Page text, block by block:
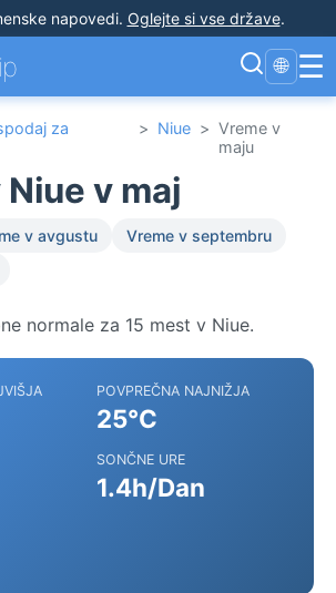
napovedi. Oglejte si vse države.
🌐 ☰
za
> Niue > Vreme v
maju
v maj
v avgustu
Vreme v septembru
normale za 15 mest v Niue.
POVPREČNA NAJNIŽJA
25°C
SONČNE URE
1.4h/Dan